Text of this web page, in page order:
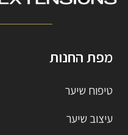
מפת החנות
טיפוח שיער
עיצוב שיער